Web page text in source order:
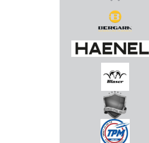
BORESNAKE
BERGARA
HAENEL
BLASER
RUBBER